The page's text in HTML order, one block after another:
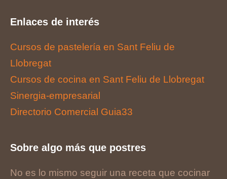
Enlaces de interés
Cursos de pastelería en Sant Feliu de
Llobregat
Cursos de cocina en Sant Feliu de Llobregat
Sinergia-empresarial
Directorio Comercial Guia33
Sobre algo más que postres
No es lo mismo seguir una receta que cocinar